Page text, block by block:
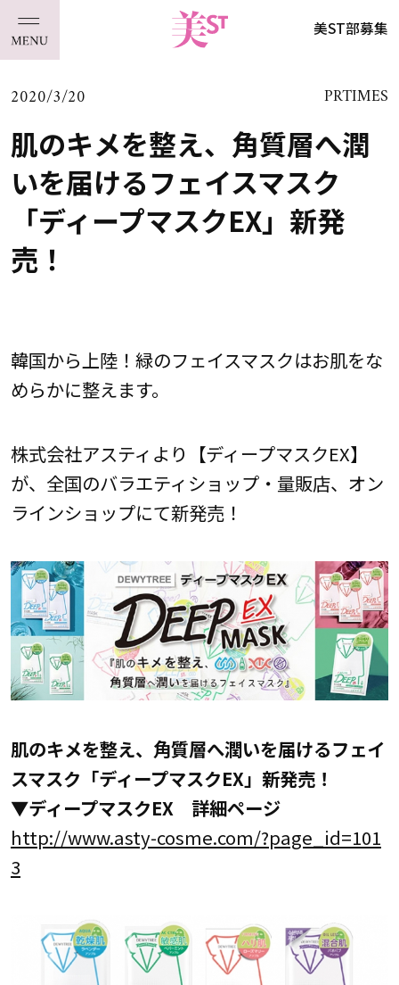
美ST部募集
2020/3/20 PRTIMES
肌のキメを整え、角質層へ潤
いを届けるフェイスマスク
「ディープマスクEX」新発
売！
韓国から上陸！緑のフェイスマスクはお肌をな
めらかに整えます。
株式会社アスティより【ディープマスクEX】
が、全国のバラエティショップ・量販店、オン
ラインショップにて新発売！
肌のキメを整え、角質層へ潤いを届けるフェイ
スマスク「ディープマスクEX」新発売！
▼ディープマスクEX 詳細ページ
http://www.asty-cosme.com/?page_id=101
3